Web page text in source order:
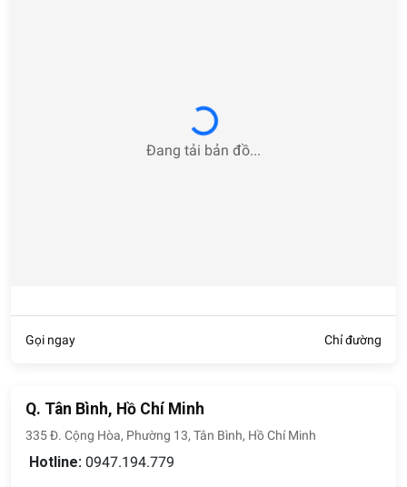
Loading...
Đang tải bản đồ...
Gọi ngay Chỉ đường
Q. Tân Bình, Hồ Chí Minh
335 Đ. Cộng Hòa, Phường 13, Tân Bình, Hồ Chí Minh
Hotline: 0947.194.779